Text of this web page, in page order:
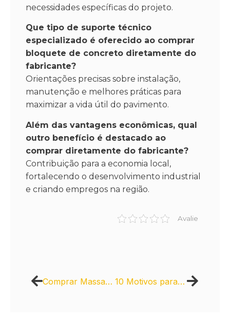
necessidades específicas do projeto.
Que tipo de suporte técnico
especializado é oferecido ao comprar
bloquete de concreto diretamente do
fabricante?
Orientações precisas sobre instalação,
manutenção e melhores práticas para
maximizar a vida útil do pavimento.
Além das vantagens econômicas, qual
outro benefício é destacado ao
comprar diretamente do fabricante?
Contribuição para a economia local,
fortalecendo o desenvolvimento industrial
e criando empregos na região.
Avalie
Comprar Massa Asfáltica: Por que Escolher a Usicity, Usina de Asfalto? 10 Motivos para Escolher Piso Intertravado: Preço por M² que Vale a Pena